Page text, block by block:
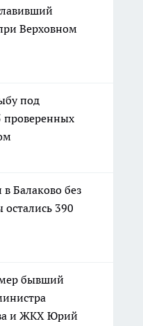
Верховном
под
проверенных
Балаково без
остались 390
бывший
и ЖКХ Юрий